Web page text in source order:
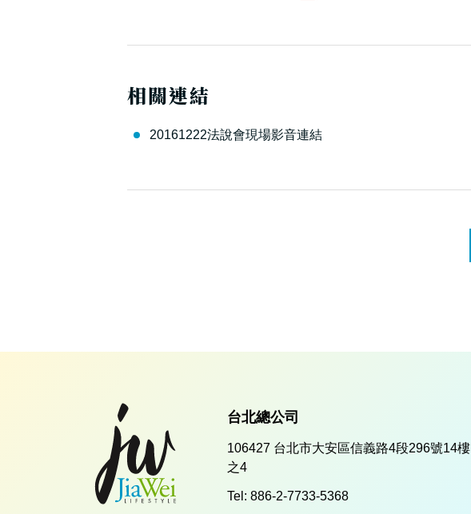
相關連結
20161222法說會現場影音連結
台北總公司
106427 台北市大安區信義路4段296號14樓
之4
Tel: 886-2-7733-5368